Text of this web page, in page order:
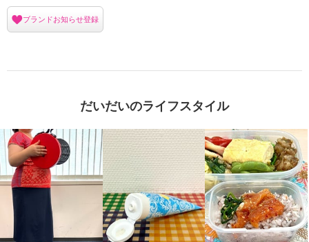
ブランドお知らせ登録
だいだいのライフスタイル